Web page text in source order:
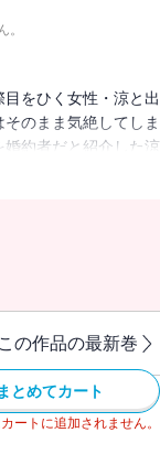
。
をひく女性・涼と出
のまま気絶してしま
約者だと紹介した涼
この作品の最新巻
まとめてカート
ートに追加されません。